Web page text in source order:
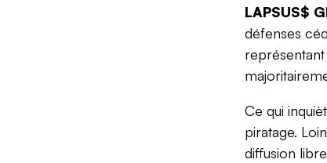
LAPSUS$
défenses
Ce qui
piratage.
diffusion